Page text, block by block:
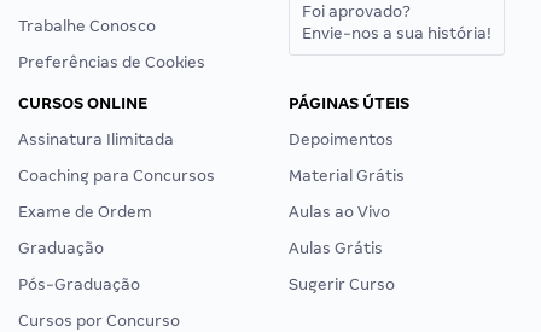
Trabalhe Conosco
Preferências de Cookies
Foi aprovado?
Envie-nos a sua história!
CURSOS ONLINE
Assinatura Ilimitada
Coaching para Concursos
Exame de Ordem
Graduação
Pós-Graduação
Cursos por Concurso
PÁGINAS ÚTEIS
Depoimentos
Material Grátis
Aulas ao Vivo
Aulas Grátis
Sugerir Curso